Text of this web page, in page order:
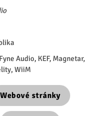
Audio, KEF, Magnetar,
WiiM
Webové stránky